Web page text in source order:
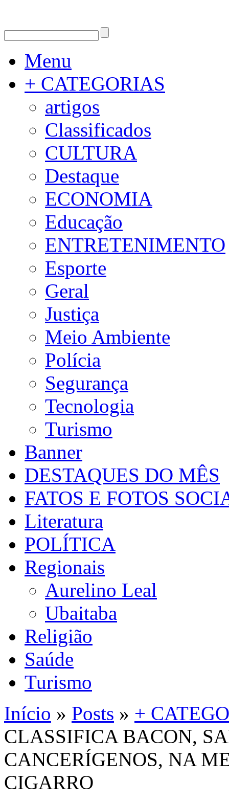
Menu
+ CATEGORIAS
artigos
Classificados
CULTURA
Destaque
ECONOMIA
Educação
ENTRETENIMENTO
Esporte
Geral
Justiça
Meio Ambiente
Polícia
Segurança
Tecnologia
Turismo
Banner
DESTAQUES DO MÊS
FATOS E FOTOS
Literatura
POLÍTICA
Regionais
Aurelino Leal
Ubaitaba
Religião
Saúde
Turismo
Início » Posts » +
CLASSIFICA BACON,
CANCERÍGENOS, NA
CIGARRO